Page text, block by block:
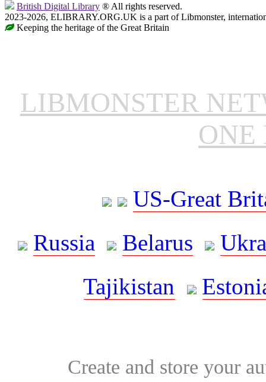
British Digital Library ® All rights reserved.
2023-2026, ELIBRARY.ORG.UK is a part of Libmonster,
Keeping the heritage of the Great Britain
LIBMONSTER
ONE
US-Great
Russia
Belarus
Tajikistan
Create and store your